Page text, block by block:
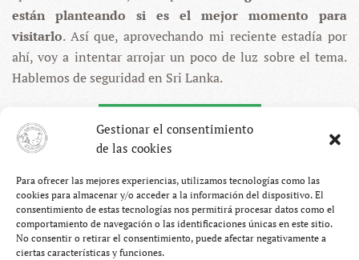
Gestionar el consentimiento
de las cookies
Para ofrecer las mejores experiencias, utilizamos tecnologías como las
cookies para almacenar y/o acceder a la información del dispositivo. El
consentimiento de estas tecnologías nos permitirá procesar datos como el
comportamiento de navegación o las identificaciones únicas en este sitio.
No consentir o retirar el consentimiento, puede afectar negativamente a
ciertas características y funciones.
SEGURO?
están planteando si es el mejor momento para
visitarlo. Así que, aprovechando mi reciente estadía por
ahí, voy a intentar arrojar un poco de luz sobre el tema.
Hablemos de seguridad en Sri Lanka.